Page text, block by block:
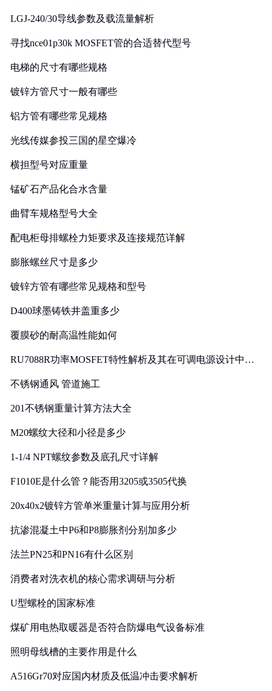
LGJ-240/30导线参数及载流量解析
寻找nce01p30k MOSFET管的合适替代型号
电梯的尺寸有哪些规格
镀锌方管尺寸一般有哪些
铝方管有哪些常见规格
光线传媒参投三国的星空爆冷
横担型号对应重量
锰矿石产品化合水含量
曲臂车规格型号大全
配电柜母排螺栓力矩要求及连接规范详解
膨胀螺丝尺寸是多少
镀锌方管有哪些常见规格和型号
D400球墨铸铁井盖重多少
覆膜砂的耐高温性能如何
RU7088R功率MOSFET特性解析及其在可调电源设计中的
不锈钢通风 管道施工
201不锈钢重量计算方法大全
M20螺纹大径和小径是多少
1-1/4 NPT螺纹参数及底孔尺寸详解
F1010E是什么管？能否用3205或3505代换
20x40x2镀锌方管单米重量计算与应用分析
抗渗混凝土中P6和P8膨胀剂分别加多少
法兰PN25和PN16有什么区别
消费者对洗衣机的核心需求调研与分析
U型螺栓的国家标准
煤矿用电热取暖器是否符合防爆电气设备标准
照明母线槽的主要作用是什么
A516Gr70对应国内材质及低温冲击要求解析